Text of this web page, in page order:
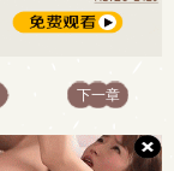
下一章